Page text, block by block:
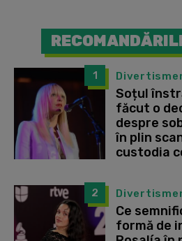
1
Soțul
făcut o
despre
în plin
custodia
2
Ce
formă de